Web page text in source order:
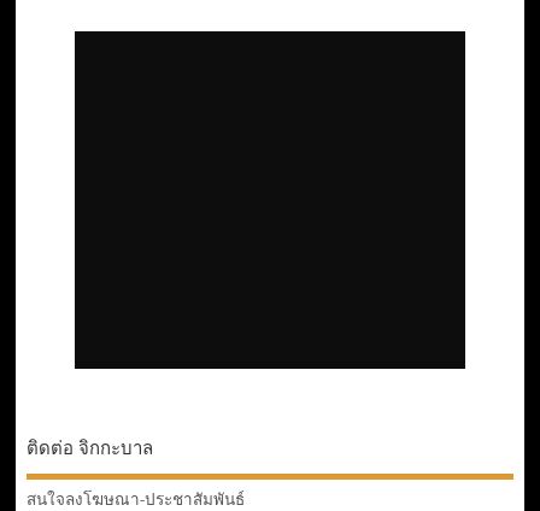
ติดต่อ จิกกะบาล
สนใจลงโฆษณา-ประชาสัมพันธ์